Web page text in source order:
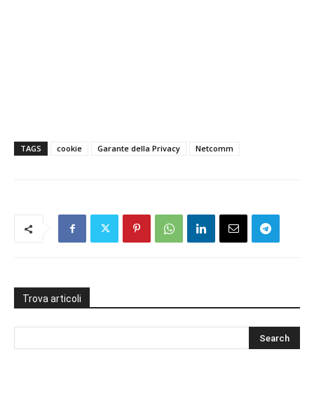
TAGS cookie Garante della Privacy Netcomm
Trova articoli